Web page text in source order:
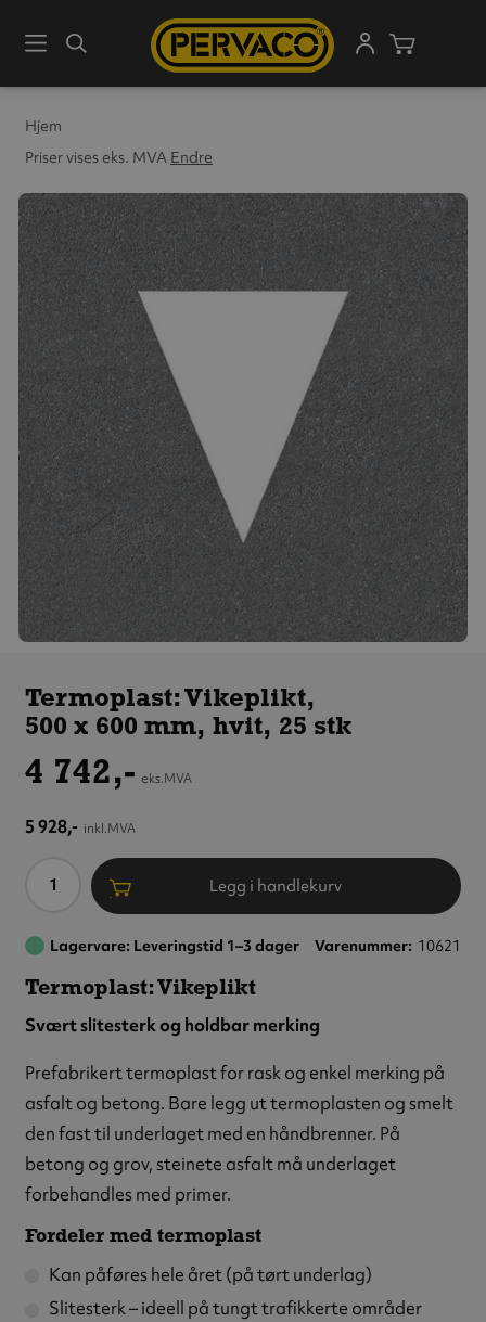
MenySøk
Hjem
Priser vises eks. MVA Endre
500 x 600 mm,
hvit, 25 stk
Termoplast: Vikeplikt,
500 x 600 mm, hvit, 25 stk
4 742,- eks.MVA
5 928,- inkl.MVA
Antall Legg i handlekurv
Lagervare: Leveringstid 1–3 dager Varenummer 10621
Termoplast: Vikeplikt
Svært slitesterk og holdbar merking
Prefabrikert termoplast for rask og enkel merking på
asfalt og betong. Bare legg ut termoplasten og smelt
den fast til underlaget med en håndbrenner. På
betong og grov, steinete asfalt må underlaget
forbehandles med primer.
Fordeler med termoplast
Kan påføres hele året (på tørt underlag)
Slitesterk – ideell på tungt trafikkerte områder